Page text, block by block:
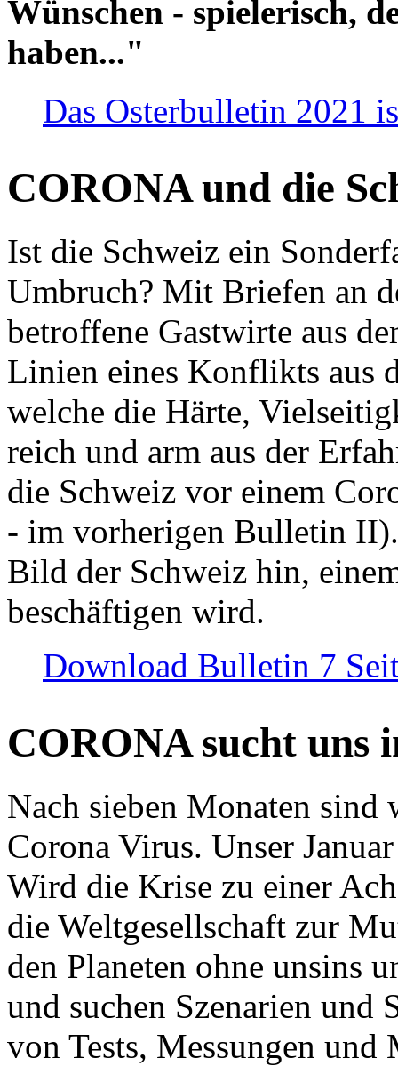
Wünschen - spielerisch,
haben..."
Das Osterbulletin 2021
CORONA und die
Ist die Schweiz ein
Umbruch? Mit Briefen an
betroffene Gastwirte aus
Linien eines Konflikts aus
welche die Härte,
reich und arm aus der
die Schweiz vor einem
- im vorherigen Bulletin
Bild der Schweiz hin,
beschäftigen wird.
Download Bulletin 7
CORONA sucht uns
Nach sieben Monaten
Corona Virus. Unser
Wird die Krise zu einer
die Weltgesellschaft zur
den Planeten ohne unsins
und suchen Szenarien und
von Tests, Messungen und